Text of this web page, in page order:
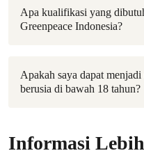
Apa kualifikasi yang
Greenpeace Indonesia?
Apakah saya dapat
berusia di bawah 18 tahun?
Informasi